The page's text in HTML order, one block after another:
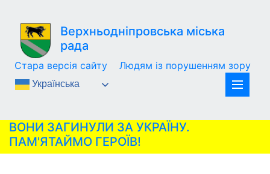
Верхньодніпровська міська
рада
Стара версія сайту Людям із порушенням зору
Українська
ВОНИ ЗАГИНУЛИ ЗА УКРАЇНУ.
ПАМ'ЯТАЙМО ГЕРОЇВ!